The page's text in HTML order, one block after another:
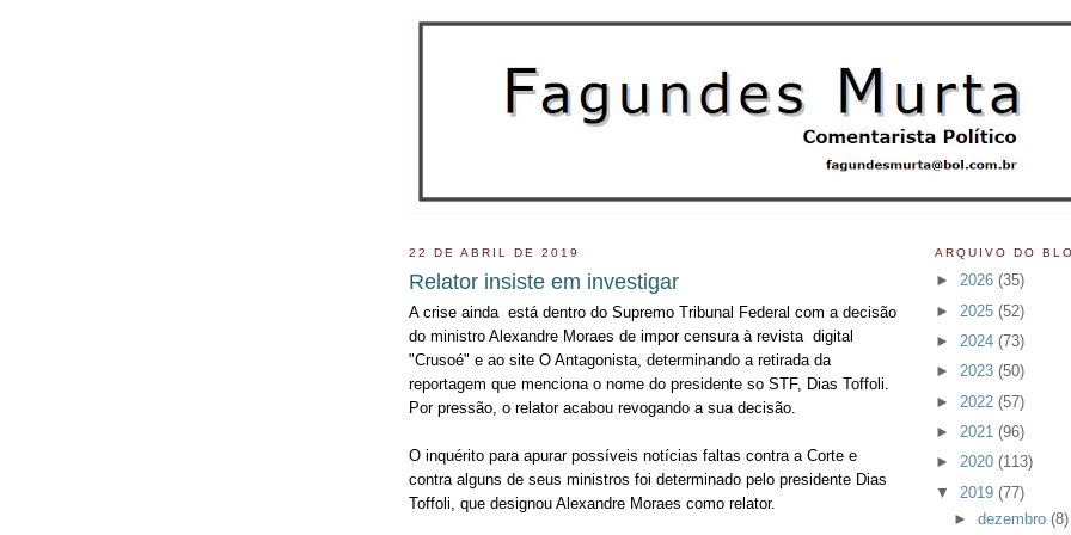
22 DE ABRIL DE 2019
Relator insiste em investigar
A crise ainda está dentro do Supremo Tribunal Federal com a decisão
do ministro Alexandre Moraes de impor censura à revista digital
"Crusoé" e ao site O Antagonista, determinando a retirada da
reportagem que menciona o nome do presidente so STF, Dias Toffoli.
Por pressão, o relator acabou revogando a sua decisão.
O inquérito para apurar possíveis notícias faltas contra a Corte e
contra alguns de seus ministros foi determinado pelo presidente Dias
Toffoli, que designou Alexandre Moraes como relator.
ARQUIVO DO
► 2026 (35)
► 2025 (52)
► 2024 (73)
► 2023 (50)
► 2022 (57)
► 2021 (96)
► 2020 (113)
▼ 2019 (77)
►dezembro(8)